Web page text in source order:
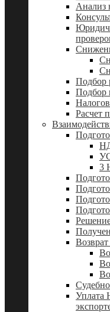
Анализ
Подбор
Подбор
Расчет
3